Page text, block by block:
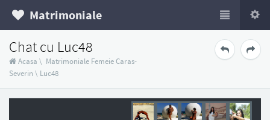
Matrimoniale
Chat cu Luc48
Acasa \ Matrimoniale Femeie Caras-
Severin \ Luc48